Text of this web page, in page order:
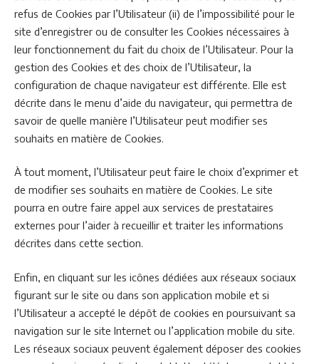
refus de Cookies par l’Utilisateur (ii) de l’impossibilité pour le
site d’enregistrer ou de consulter les Cookies nécessaires à
leur fonctionnement du fait du choix de l’Utilisateur. Pour la
gestion des Cookies et des choix de l’Utilisateur, la
configuration de chaque navigateur est différente. Elle est
décrite dans le menu d’aide du navigateur, qui permettra de
savoir de quelle manière l’Utilisateur peut modifier ses
souhaits en matière de Cookies.
À tout moment, l’Utilisateur peut faire le choix d’exprimer et
de modifier ses souhaits en matière de Cookies. Le site
pourra en outre faire appel aux services de prestataires
externes pour l’aider à recueillir et traiter les informations
décrites dans cette section.
Enfin, en cliquant sur les icônes dédiées aux réseaux sociaux
figurant sur le site ou dans son application mobile et si
l’Utilisateur a accepté le dépôt de cookies en poursuivant sa
navigation sur le site Internet ou l’application mobile du site.
Les réseaux sociaux peuvent également déposer des cookies